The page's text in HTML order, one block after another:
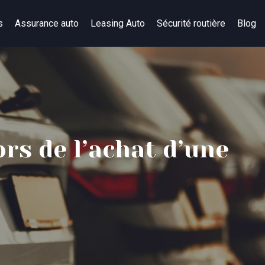
Assurance auto Leasing Auto Sécurité routière Blog
de l’achat d’une